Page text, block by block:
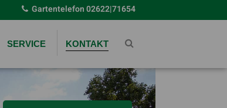
Gartentelefon02622|71654
SERVICE KONTAKT